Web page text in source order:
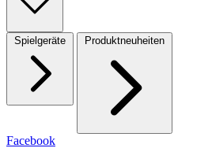
Spielgeräte Produktneuheiten
Facebook